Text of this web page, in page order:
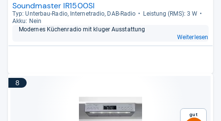
Soundmaster IR1500SI
Typ: Unter­bau-​Radio, Inter­ne­tra­dio, DAB-​Radio
Leis­tung (RMS): 3 W
Akku: Nein
Moder­nes Küchen­ra­dio mit klu­ger Aus­stat­tung
Weiterlesen
8
Gut